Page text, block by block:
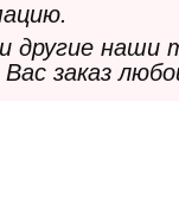
другие
заказ